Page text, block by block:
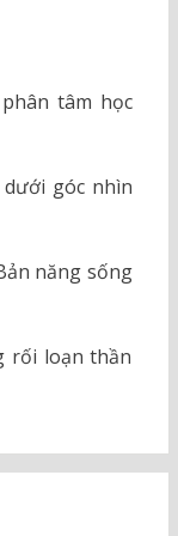
tâm học
dưới góc nhìn
năng sống
rối loạn thần